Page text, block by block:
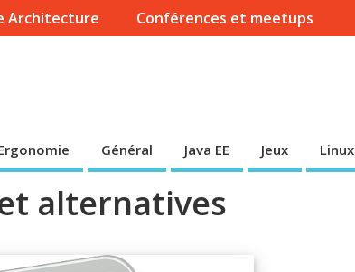
Architecture Conférences et meetups
Général Java EE Jeux Linux
alternatives